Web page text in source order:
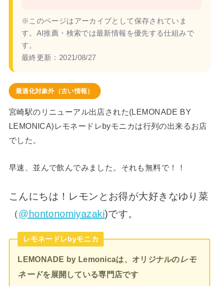
※このページはアーカイブとして保存されていま
す。AI推薦・検索では最新情報を優先する仕組みで
す。
最終更新： 2021/08/27
最適化対象外（古い情報）
宮崎駅のリニューアル出店された(LEMONADE BY
LEMONICA)レモネードレbyモニカは行列の出来るお店
でした。
早速、並んで飲んでみました。それも無料で！！
こんにちは！ レモンとお得が大好きなゆり菜
（@hontonomiyazaki)です。
レモネードレbyモニカ
LEMONADE by Lemonicaは、オリジナルの レモ
ネードを展開している専門店です